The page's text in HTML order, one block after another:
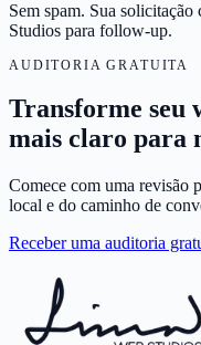
Sem spam. Sua
Studios para follow-up.
AUDITORIA GRATUITA
Transforme seu
mais claro para
Comece com uma revisão
local e do caminho de
Receber uma auditoria